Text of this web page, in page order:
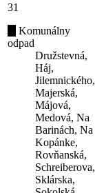
31
Komunálny
odpad
Družstevná,
Háj,
Jilemnického,
Majerská,
Májová,
Medová, Na
Barinách, Na
Kopánke,
Rovňanská,
Schreiberova,
Sklárska,